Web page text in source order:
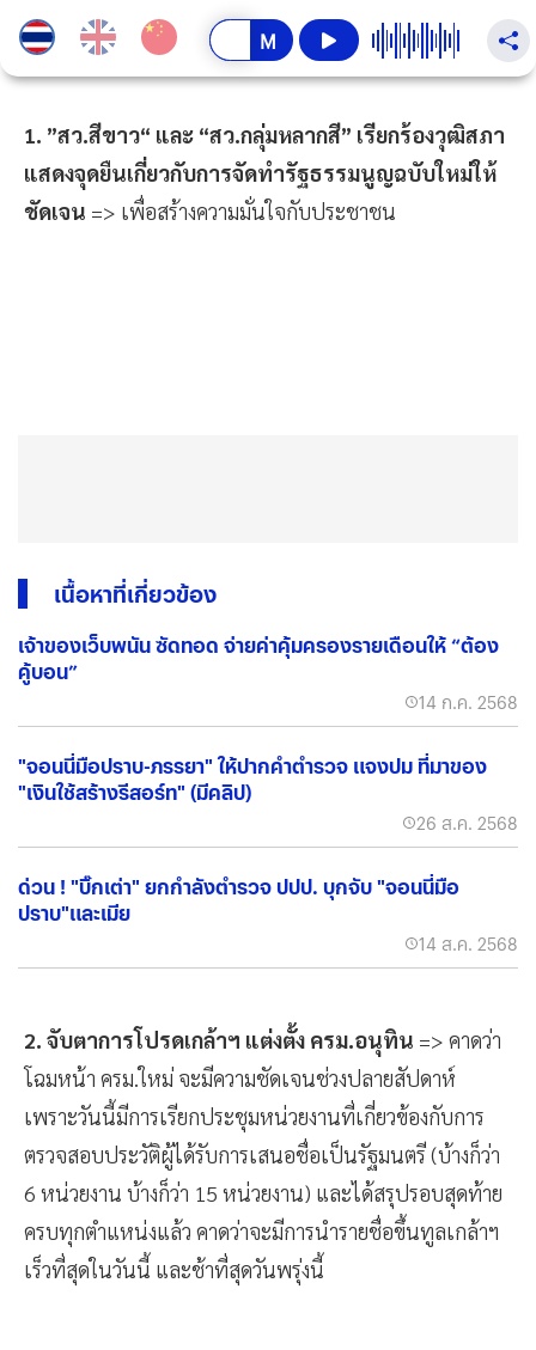
1. ”สว.สีขาว“ และ “สว.กลุ่มหลากสี” เรียกร้องวุฒิสภา
แสดงจุดยืนเกี่ยวกับการจัดทำรัฐธรรมนูญฉบับใหม่ให้
ชัดเจน => เพื่อสร้างความมั่นใจกับประชาชน
เนื้อหาที่เกี่ยวข้อง
เจ้าของเว็บพนัน ซัดทอด จ่ายค่าคุ้มครองรายเดือนให้ “ต้อง
คู้บอน”
14 ก.ค. 2568
"จอนนี่มือปราบ-ภรรยา" ให้ปากคำตำรวจ แจงปม ที่มาของ
"เงินใช้สร้างรีสอร์ท" (มีคลิป)
26 ส.ค. 2568
ด่วน ! "บิ๊กเต่า" ยกกำลังตำรวจ ปปป. บุกจับ "จอนนี่มือ
ปราบ"และเมีย
14 ส.ค. 2568
2. จับตาการโปรดเกล้าฯ แต่งตั้ง ครม.อนุทิน => คาดว่า
โฉมหน้า ครม.ใหม่ จะมีความชัดเจนช่วงปลายสัปดาห์
เพราะวันนี้มีการเรียกประชุมหน่วยงานที่เกี่ยวข้องกับการ
ตรวจสอบประวัติผู้ได้รับการเสนอชื่อเป็นรัฐมนตรี (บ้างก็ว่า
6 หน่วยงาน บ้างก็ว่า 15 หน่วยงาน) และได้สรุปรอบสุดท้าย
ครบทุกตำแหน่งแล้ว คาดว่าจะมีการนำรายชื่อขึ้นทูลเกล้าฯ
เร็วที่สุดในวันนี้ และช้าที่สุดวันพรุ่งนี้